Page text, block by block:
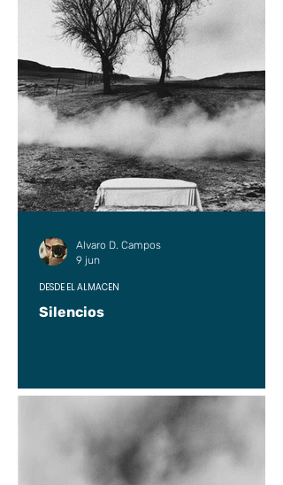
Silencios
DESDE EL ALMACÉN
Alvaro D. Campos
9 jun